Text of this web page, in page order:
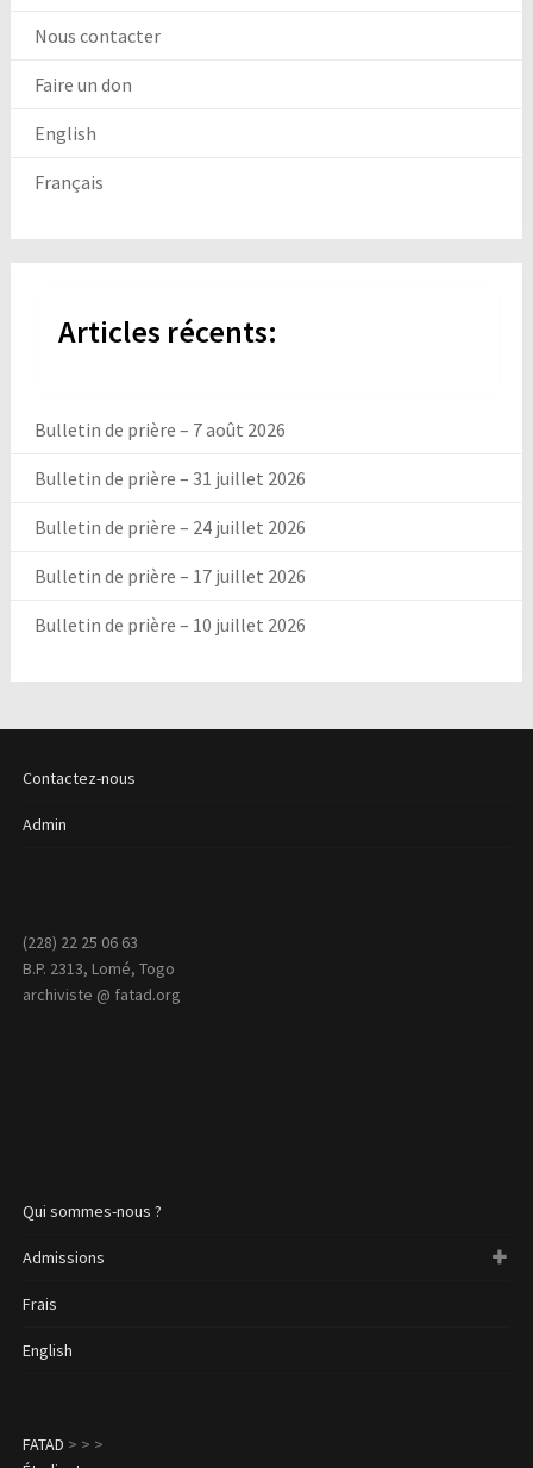
Nous contacter
Faire un don
English
Français
Articles récents:
Bulletin de prière – 7 août 2026
Bulletin de prière – 31 juillet 2026
Bulletin de prière – 24 juillet 2026
Bulletin de prière – 17 juillet 2026
Bulletin de prière – 10 juillet 2026
Contactez-nous
Admin
(228) 22 25 06 63
B.P. 2313, Lomé, Togo
archiviste @ fatad.org
Qui sommes-nous ?
Admissions
Frais
English
FATAD > > >